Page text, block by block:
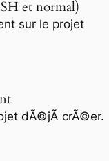
et normal)
sur le projet
dÃ©jÃ crÃ©er.